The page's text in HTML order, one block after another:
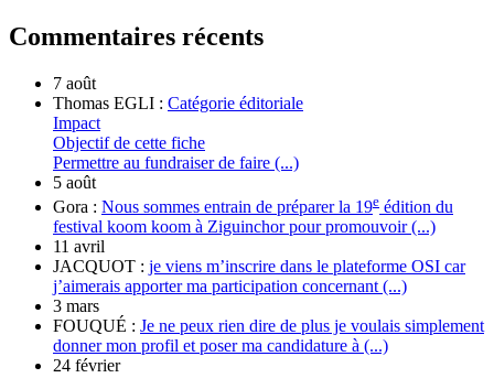
Commentaires récents
7 août
Thomas EGLI : Catégorie éditoriale
Impact
Objectif de cette fiche
Permettre au fundraiser de faire (...)
5 août
Gora : Nous sommes entrain de préparer la 19e édition du
festival koom koom à Ziguinchor pour promouvoir (...)
11 avril
JACQUOT : je viens m’inscrire dans le plateforme OSI car
j’aimerais apporter ma participation concernant (...)
3 mars
FOUQUÉ : Je ne peux rien dire de plus je voulais simplement
donner mon profil et poser ma candidature à (...)
24 février